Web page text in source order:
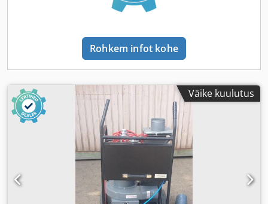
Rohkem infot kohe
Väike kuulutus